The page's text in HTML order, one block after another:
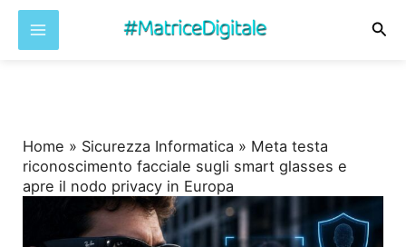
Home » Sicurezza Informatica » Meta testa
riconoscimento facciale sugli smart glasses e
apre il nodo privacy in Europa